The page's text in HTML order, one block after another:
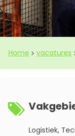
Home vacatures
Logistiek,